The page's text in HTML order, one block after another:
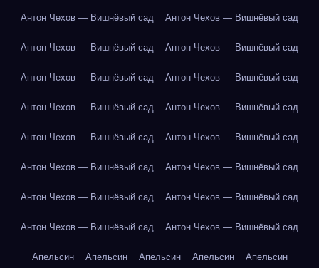
Антон Чехов — Вишнёвый сад Антон Чехов — Вишнёвый сад
Антон Чехов — Вишнёвый сад Антон Чехов — Вишнёвый сад
Антон Чехов — Вишнёвый сад Антон Чехов — Вишнёвый сад
Антон Чехов — Вишнёвый сад Антон Чехов — Вишнёвый сад
Антон Чехов — Вишнёвый сад Антон Чехов — Вишнёвый сад
Антон Чехов — Вишнёвый сад Антон Чехов — Вишнёвый сад
Антон Чехов — Вишнёвый сад Антон Чехов — Вишнёвый сад
Антон Чехов — Вишнёвый сад Антон Чехов — Вишнёвый сад
Апельсин Апельсин Апельсин Апельсин Апельсин